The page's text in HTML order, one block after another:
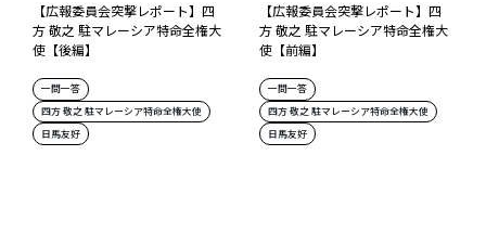
【広報委員会突撃レポート】四
方 敬之 駐マレーシア特命全権大
使【後編】
一問一答
四方 敬之 駐マレーシア特命全権大使
日馬友好
【広報委員会突撃レポート】四
方 敬之 駐マレーシア特命全権大
使【前編】
一問一答
四方 敬之 駐マレーシア特命全権大使
日馬友好